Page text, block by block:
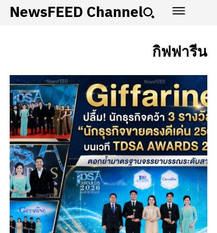
NewsFEED Channel
กิฟฟารีน